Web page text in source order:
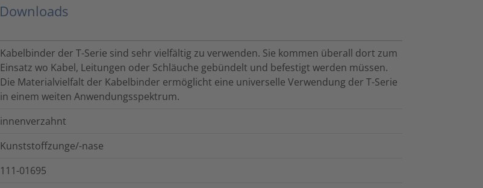
Downloads
Kabelbinder der T-Serie sind sehr vielfältig zu verwenden. Sie kommen überall dort zum
Einsatz wo Kabel, Leitungen oder Schläuche gebündelt und befestigt werden müssen.
Die Materialvielfalt der Kabelbinder ermöglicht eine universelle Verwendung der T-Serie
in einem weiten Anwendungsspektrum.
innenverzahnt
Kunststoffzunge/-nase
111-01695